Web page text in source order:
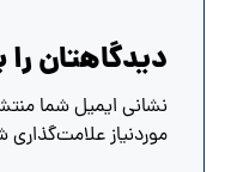
دیدگاهتان را
نشانی ایمیل شما
موردنیاز علامت‌گذاری